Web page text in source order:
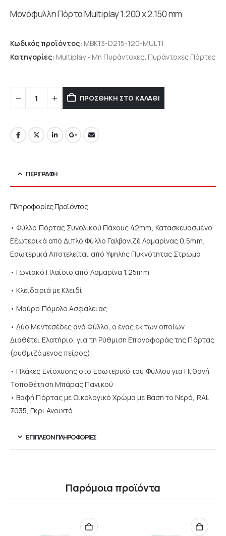
Μονόφυλλη Πόρτα Multiplay 1.200 x 2.150 mm
Κωδικός προϊόντος: MBK13-D215-120-MULTI
Κατηγορίες: Multiplay - Μη Πυράντοχες, Πυράντοχες Πόρτες
ΠΡΟΣΘΉΚΗ ΣΤΟ ΚΑΛΆΘΙ
ΠΕΡΙΓΡΑΦΉ
Πληροφορίες Προϊόντος
• Φύλλο Πόρτας Συνολικού Πάχους 42mm, Κατασκευασμένο
Εξωτερικά από Διπλό Φύλλο Γαλβανιζέ Λαμαρίνας 0,5mm.
Εσωτερικά Αποτελείται από Υψηλής Πυκνότητας Στρώμα
• Γωνιακό Πλαίσιο από Λαμαρίνα 1,25mm
• Κλειδαριά με Κλειδί
• Μαύρο Πόμολο Ασφάλειας
• Δύο Μεντεσέδες ανά Φύλλο, ο ένας εκ των οποίων
Διαθέτει Ελατήριο, για τη Ρύθμιση Επαναφοράς της Πόρτας
(ρυθμιζόμενος πείρος)
• Πλάκες Ενίσχυσης στο Εσωτερικό του Φύλλου για Πιθανή
Τοποθέτηση Μπάρας Πανικού
• Βαφή Πόρτας με Οικολογικό Χρώμα με Βάση το Νερό, RAL
7035, Γκρι Ανοιχτό
ΕΠΙΠΛΈΟΝ ΠΛΗΡΟΦΟΡΊΕΣ
Παρόμοια προϊόντα